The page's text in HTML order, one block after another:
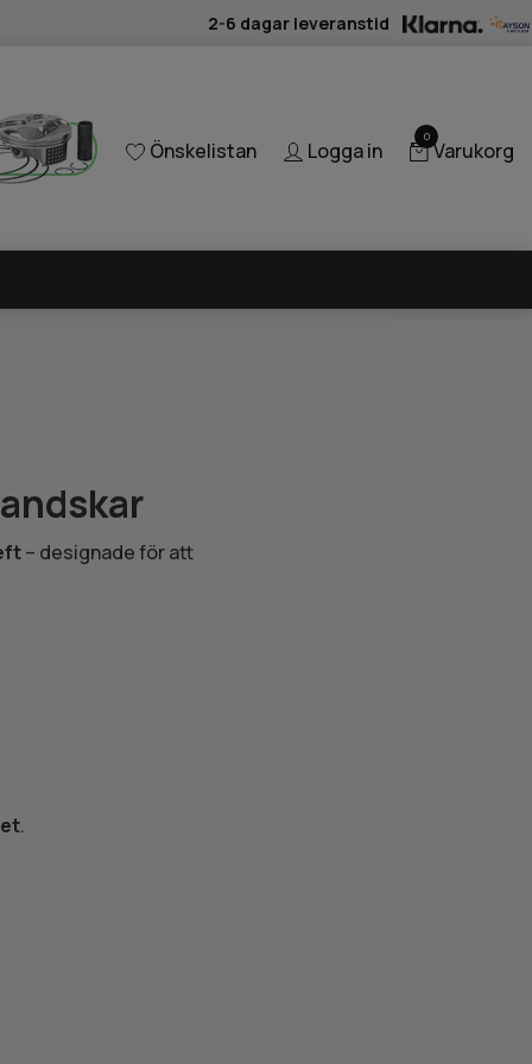
2-6 dagar leveranstid
Önskelistan Logga in
0
Varukorg
– designade för att
.